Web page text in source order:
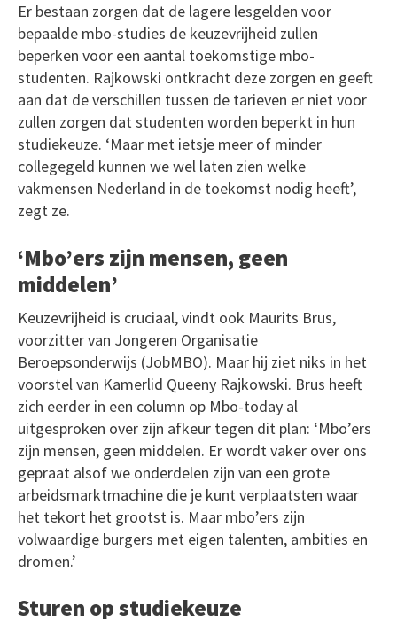
Er bestaan zorgen dat de lagere lesgelden voor
bepaalde mbo-studies de keuzevrijheid zullen
beperken voor een aantal toekomstige mbo-
studenten. Rajkowski ontkracht deze zorgen en geeft
aan dat de verschillen tussen de tarieven er niet voor
zullen zorgen dat studenten worden beperkt in hun
studiekeuze. ‘Maar met ietsje meer of minder
collegegeld kunnen we wel laten zien welke
vakmensen Nederland in de toekomst nodig heeft’,
zegt ze.
‘Mbo’ers zijn mensen, geen
middelen’
Keuzevrijheid is cruciaal, vindt ook Maurits Brus,
voorzitter van Jongeren Organisatie
Beroepsonderwijs (JobMBO). Maar hij ziet niks in het
voorstel van Kamerlid Queeny Rajkowski. Brus heeft
zich eerder in een column op Mbo-today al
uitgesproken over zijn afkeur tegen dit plan: ‘Mbo’ers
zijn mensen, geen middelen. Er wordt vaker over ons
gepraat alsof we onderdelen zijn van een grote
arbeidsmarktmachine die je kunt verplaatsten waar
het tekort het grootst is. Maar mbo’ers zijn
volwaardige burgers met eigen talenten, ambities en
dromen.’
Sturen op studiekeuze